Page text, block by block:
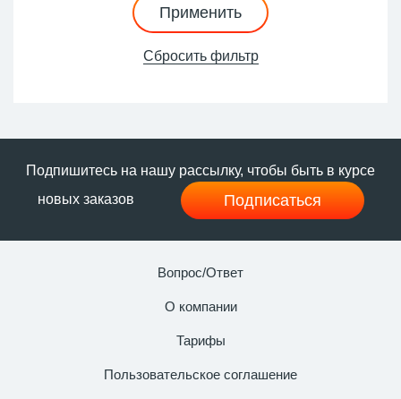
Применить
Сбросить фильтр
Подпишитесь на нашу рассылку, чтобы быть в курсе
новых заказов
Подписаться
Вопрос/Ответ
О компании
Тарифы
Пользовательское соглашение